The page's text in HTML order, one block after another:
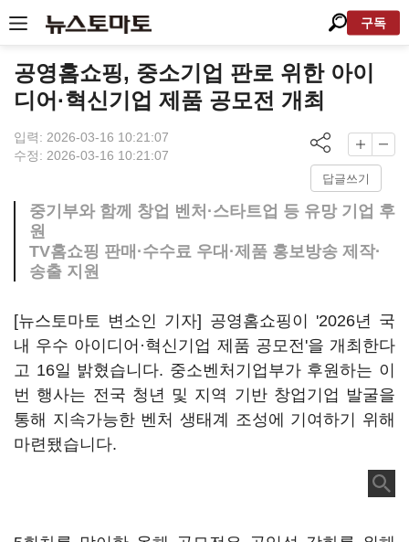
구독
공영홈쇼핑, 중소기업 판로 위한 아이
디어·혁신기업 제품 공모전 개최
입력: 2026-03-16 10:21:07
수정: 2026-03-16 10:21:07
답글쓰기
중기부와 함께 창업 벤처·스타트업 등 유망 기업 후
원
TV홈쇼핑 판매·수수료 우대·제품 홍보방송 제작·
송출 지원
[뉴스토마토 변소인 기자] 공영홈쇼핑이 '2026년 국
내 우수 아이디어·혁신기업 제품 공모전'을 개최한다
고 16일 밝혔습니다. 중소벤처기업부가 후원하는 이
번 행사는 전국 청년 및 지역 기반 창업기업 발굴을
통해 지속가능한 벤처 생태계 조성에 기여하기 위해
마련됐습니다.